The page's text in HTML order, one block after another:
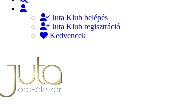
Juta Klub belépés
Juta Klub regisztráció
Kedvencek